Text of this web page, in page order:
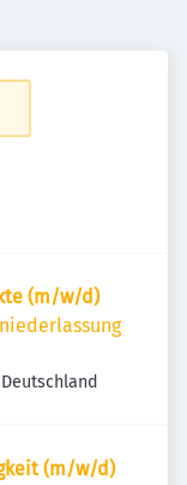
(m/w/d)
(m/w/d)